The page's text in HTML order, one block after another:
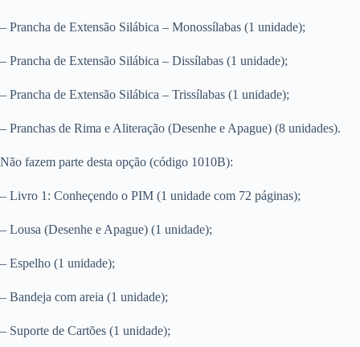
– Prancha de Extensão Silábica – Monossílabas (1 unidade);
– Prancha de Extensão Silábica – Dissílabas (1 unidade);
– Prancha de Extensão Silábica – Trissílabas (1 unidade);
– Pranchas de Rima e Aliteração (Desenhe e Apague) (8 unidades).
Não fazem parte desta opção (código 1010B):
– Livro 1: Conheçendo o PIM (1 unidade com 72 páginas);
– Lousa (Desenhe e Apague) (1 unidade);
– Espelho (1 unidade);
– Bandeja com areia (1 unidade);
– Suporte de Cartões (1 unidade);